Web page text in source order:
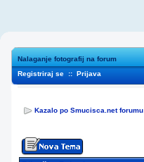
Nalaganje fotografij na forum
Registriraj se :: Prijava
Kazalo po Smucisca.net forumu